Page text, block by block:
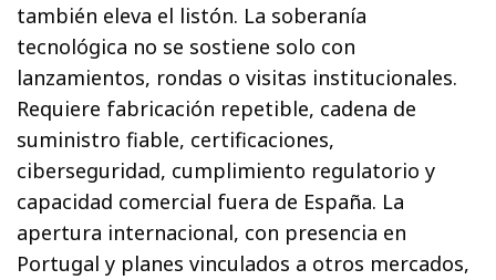
también eleva el listón. La soberanía
tecnológica no se sostiene solo con
lanzamientos, rondas o visitas institucionales.
Requiere fabricación repetible, cadena de
suministro fiable, certificaciones,
ciberseguridad, cumplimiento regulatorio y
capacidad comercial fuera de España. La
apertura internacional, con presencia en
Portugal y planes vinculados a otros mercados,